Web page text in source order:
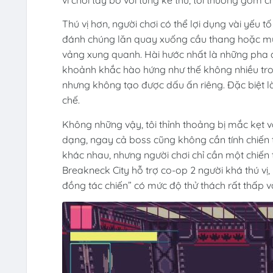
Thú vị hơn, người chơi có thể lợi dụng vài yếu
đánh chúng lăn quay xuống cầu thang hoặc
vảng xung quanh. Hài hước nhất là những
khoảnh khắc hào hứng như thế không nhiều
nhưng không tạo được dấu ấn riêng. Đặc biệt
chế.
Không những vậy, tôi thỉnh thoảng bị mắc kẹt
dạng, ngay cả boss cũng không cần tính
khác nhau, nhưng người chơi chỉ cần một
Breakneck City hỗ trợ co-op 2 người khá thú
đồng tác chiến” có mức độ thử thách rất thấp